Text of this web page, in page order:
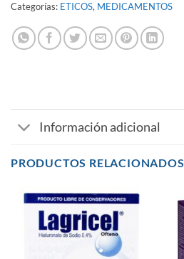
Categorías: ETICOS, MEDICAMENTOS
Información adicional
PRODUCTOS RELACIONADOS